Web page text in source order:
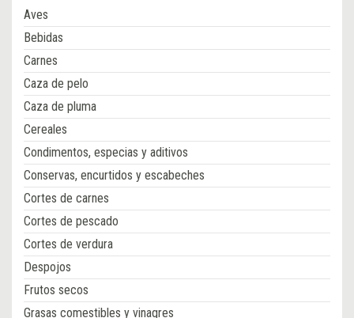
Aves
Bebidas
Carnes
Caza de pelo
Caza de pluma
Cereales
Condimentos, especias y aditivos
Conservas, encurtidos y escabeches
Cortes de carnes
Cortes de pescado
Cortes de verdura
Despojos
Frutos secos
Grasas comestibles y vinagres